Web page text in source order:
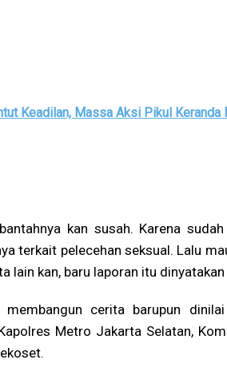
Keadilan, Massa Aksi Pikul Keranda
kan susah. Karena
terkait pelecehan seksual. Lalu
lain kan, baru laporan itu
membangun cerita barupun
Metro Jakarta Selatan,